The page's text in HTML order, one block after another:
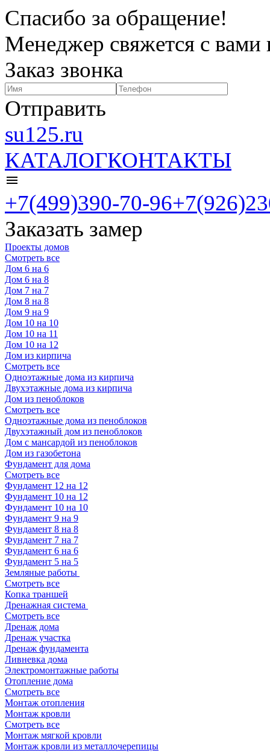
Спасибо за обращение!
Менеджер свяжется с
Заказ звонка
Отправить
su125.ru
КАТАЛОГКОНТАКТЫ
+7(499)390-70-96
Заказать замер
Проекты домов
Смотреть все
Дом 6 на 6
Дом 6 на 8
Дом 7 на 7
Дом 8 на 8
Дом 9 на 9
Дом 10 на 10
Дом 10 на 11
Дом 10 на 12
Дом из кирпича
Смотреть все
Одноэтажные дома из кирпича
Двухэтажные дома из кирпича
Дом из пеноблоков
Смотреть все
Одноэтажные дома из пеноблоков
Двухэтажный дом из пеноблоков
Дом с мансардой из пеноблоков
Дом из газобетона
Фундамент для дома
Смотреть все
Фундамент 12 на 12
Фундамент 10 на 12
Фундамент 10 на 10
Фундамент 9 на 9
Фундамент 8 на 8
Фундамент 7 на 7
Фундамент 6 на 6
Фундамент 5 на 5
Земляные работы
Смотреть все
Копка траншей
Дренажная система
Смотреть все
Дренаж дома
Дренаж участка
Дренаж фундамента
Ливневка дома
Электромонтажные работы
Отопление дома
Смотреть все
Монтаж отопления
Монтаж кровли
Смотреть все
Монтаж мягкой кровли
Монтаж кровли из металлочерепицы